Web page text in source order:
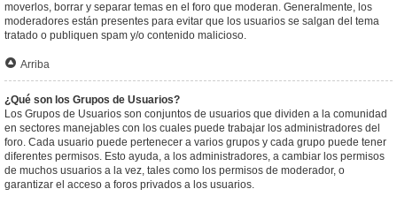
moverlos, borrar y separar temas en el foro que moderan. Generalmente, los
moderadores están presentes para evitar que los usuarios se salgan del tema
tratado o publiquen spam y/o contenido malicioso.
Arriba
¿Qué son los Grupos de Usuarios?
Los Grupos de Usuarios son conjuntos de usuarios que dividen a la comunidad
en sectores manejables con los cuales puede trabajar los administradores del
foro. Cada usuario puede pertenecer a varios grupos y cada grupo puede tener
diferentes permisos. Esto ayuda, a los administradores, a cambiar los permisos
de muchos usuarios a la vez, tales como los permisos de moderador, o
garantizar el acceso a foros privados a los usuarios.